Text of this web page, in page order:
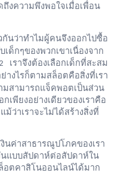
งความพึงพอใจเมื่อเพื่อน
กันว่าทำไมผู้คนจึงออกไปซื้อ
ด็กๆของพวกเขาเนื่องจาก
เราจึงต้องเลือกเด็กที่สะสม
ย่างไรก็ตามสล็อตคือสิ่งที่เรา
สามารถแจ็คพอตเป็นส่วน
เพียงอย่างเดียวของเราคือ
ว่าเราจะไม่ได้สร้างสิ่งที่
นค่าสาธารณูปโภคของเรา
นแบบสัปดาห์ต่อสัปดาห์ใน
อตคาสิโนออนไลน์ได้มาก